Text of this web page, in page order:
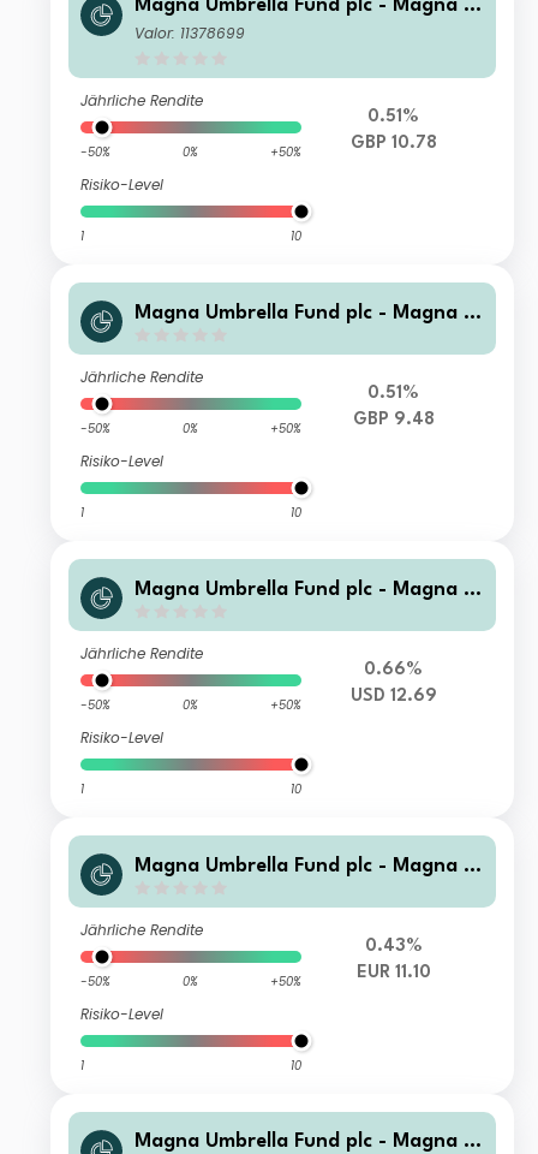
Magna Umbrella Fund plc - Magna E
astern European Fund R Acc
Valor: 11378699
Jährliche Rendite
-50% 0% +50%
Risiko-Level
1 10
0.51%
GBP 10.78
Magna Umbrella Fund plc - Magna E
Jährliche Rendite
-50% 0% +50%
Risiko-Level
1 10
0.51%
GBP 9.48
Magna Umbrella Fund plc - Magna E
Jährliche Rendite
-50% 0% +50%
Risiko-Level
1 10
0.66%
USD 12.69
Magna Umbrella Fund plc - Magna E
Jährliche Rendite
-50% 0% +50%
Risiko-Level
1 10
0.43%
EUR 11.10
Magna Umbrella Fund plc - Magna E